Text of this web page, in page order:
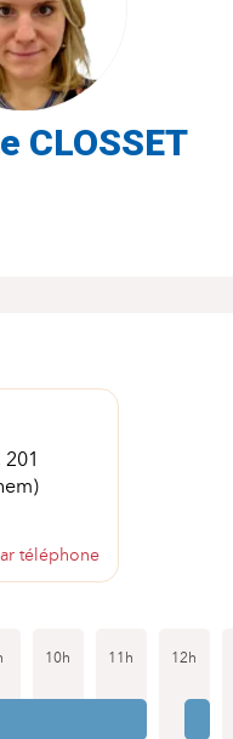
CLOSSET
téléphone
10h 11h 12h